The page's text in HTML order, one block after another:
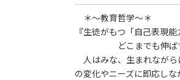
＊～教育哲学～＊
『生徒がもつ「自己表現能
どこまでも伸ばす
人はみな、生まれながら
の変化やニーズに即応しな